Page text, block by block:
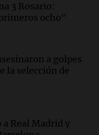
3 Rosario:
ocho"
a golpes
la selección de
Real Madrid y